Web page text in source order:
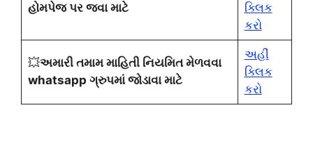
હોમપેજ પર જવા માટે
ક્લિક
કરો
💥અમારી તમામ માહિતી નિયમિત મેળવવા
whatsapp ગ્રુપમાં જોડાવા માટે
અહીં
ક્લિક
કરો